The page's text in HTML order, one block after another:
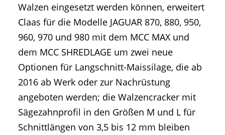
Walzen eingesetzt werden können, erweitert
Claas für die Modelle JAGUAR 870, 880, 950,
960, 970 und 980 mit dem MCC MAX und
dem MCC SHREDLAGE um zwei neue
Optionen für Langschnitt-Maissilage, die ab
2016 ab Werk oder zur Nachrüstung
angeboten werden; die Walzencracker mit
Sägezahnprofil in den Größen M und L für
Schnittlängen von 3,5 bis 12 mm bleiben